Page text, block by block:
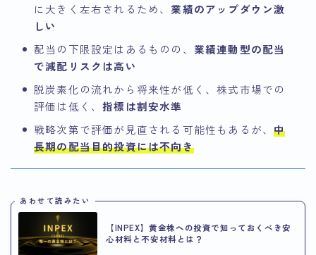
に大きく左右されるため、 業績のアップダウン激
しい
配当の下限設定はあるものの、 業績連動型の配当
で減配リスクは高い
脱炭素化の流れから将来性が低く、株式市場での
評価は低く、指標は割安水準
戦略次第で評価が見直される可能性もあるが、中
長期の配当目的投資には不向き
あわせて読みたい
【INPEX】黄金株への投資で知っておくべき安
心材料と不安材料とは？